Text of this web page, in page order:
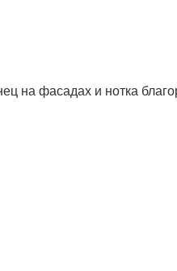
на фасадах и нотка